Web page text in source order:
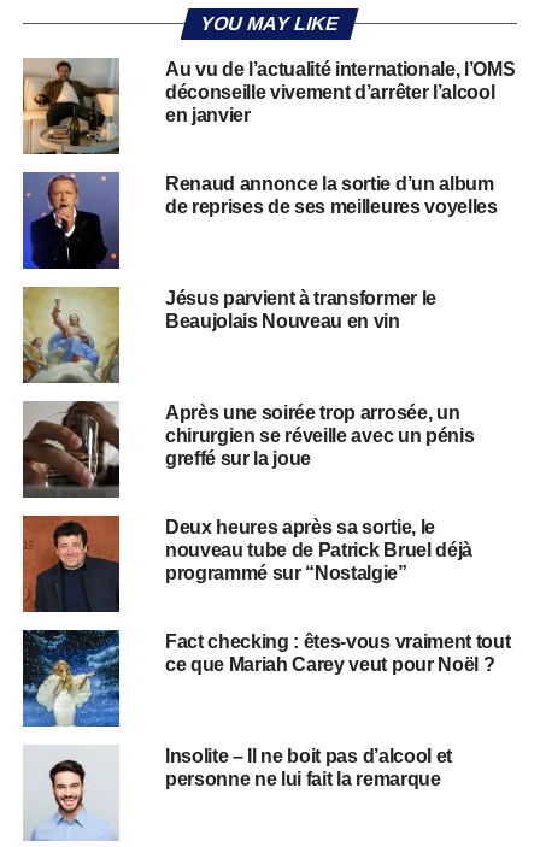
YOU MAY LIKE
Au vu de l’actualité internationale, l’OMS
déconseille vivement d’arrêter l’alcool
en janvier
Renaud annonce la sortie d’un album
de reprises de ses meilleures voyelles
Jésus parvient à transformer le
Beaujolais Nouveau en vin
Après une soirée trop arrosée, un
chirurgien se réveille avec un pénis
greffé sur la joue
Deux heures après sa sortie, le
nouveau tube de Patrick Bruel déjà
programmé sur “Nostalgie”
Fact checking : êtes-vous vraiment tout
ce que Mariah Carey veut pour Noël ?
Insolite – Il ne boit pas d’alcool et
personne ne lui fait la remarque